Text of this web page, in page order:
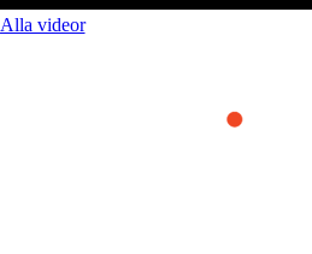
Alla videor